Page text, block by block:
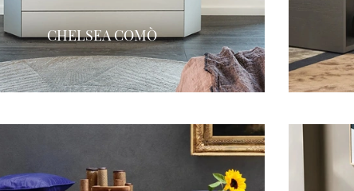
CHELSEA COMÒ